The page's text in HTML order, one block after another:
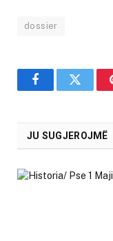
dossier
FacebookTwitter
JU SUGJEROJMË